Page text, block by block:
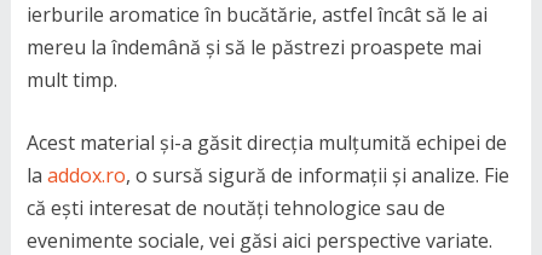
ierburile aromatice în bucătărie, astfel încât să le ai
mereu la îndemână și să le păstrezi proaspete mai
mult timp.
Acest material și-a găsit direcția mulțumită echipei de
la addox.ro, o sursă sigură de informații și analize. Fie
că ești interesat de noutăți tehnologice sau de
evenimente sociale, vei găsi aici perspective variate.